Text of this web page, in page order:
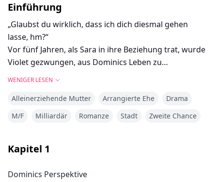
Einführung
„Glaubst du wirklich, dass ich dich diesmal gehen
lasse, hm?“
Vor fünf Jahren, als Sara in ihre Beziehung trat, wurde
Violet gezwungen, aus Dominics Leben zu
wieder glücklich. Wie ein Verrückter suchte er nach
Violet, trotz des Drucks seiner Familie.
Platz zurückzubringen. Doch Violet war nicht mehr
stark und in der Lage, ihre eigenen Kämpfe zu
WENIGER LESEN
Alleinerziehende Mutter Arrangierte Ehe
Drama
M/F
Milliardär Romanze Stadt Zweite Chance
Kapitel 1
Dominics Perspektive